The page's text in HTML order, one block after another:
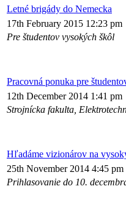
Letné brigády do Nemecka
17th February 2015 12:23 pm
Pre študentov vysokých škôl
Pracovná ponuka pre
12th December 2014 1:41 pm
Strojnícka fakulta,
Hľadáme vizionárov na
25th November 2014 4:45 pm
Prihlasovanie do 10.